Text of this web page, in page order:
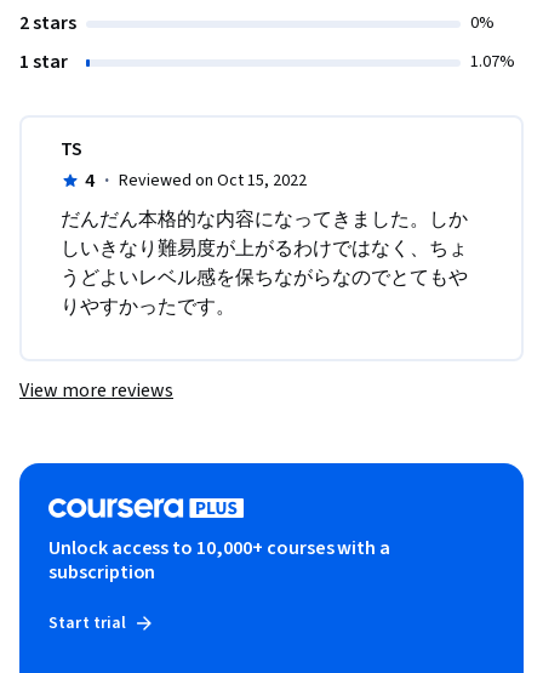
2 stars 0%
1 star 1.07%
TS
4 · Reviewed on Oct 15, 2022
だんだん本格的な内容になってきました。しか
しいきなり難易度が上がるわけではなく、ちょ
うどよいレベル感を保ちながらなのでとてもや
りやすかったです。
View more reviews
Unlock access to 10,000+ courses with a
subscription
Start trial